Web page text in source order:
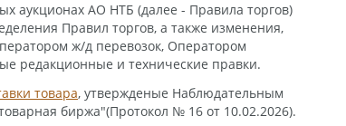
аукционах АО НТБ (далее - Правила торгов)
Правил торгов, а также изменения,
ж/д перевозок, Оператором
редакционные и технические правки.
товара, утвержденые Наблюдательным
биржа"(Протокол № 16 от 10.02.2026).